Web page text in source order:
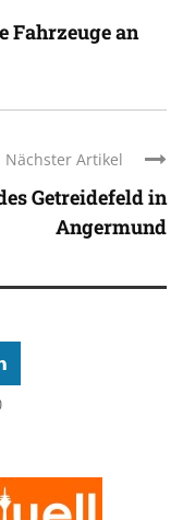
Fahrzeuge an
Nächster Artikel
Getreidefeld in
Angermund